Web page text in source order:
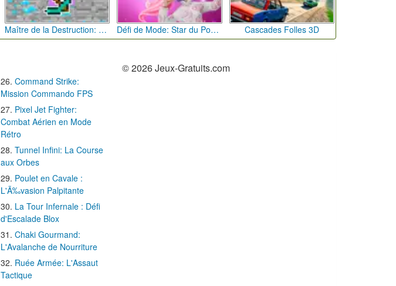
Maître de la Destruction: Fusion de Pioches Défi de Mode: Star du Podium Cascades Folles 3D
Command Strike:
Mission Commando FPS
Pixel Jet Fighter:
Combat Aérien en Mode
Rétro
Tunnel Infini: La Course
aux Orbes
Poulet en Cavale :
L'Ã‰vasion Palpitante
La Tour Infernale : Défi
d'Escalade Blox
Chaki Gourmand:
L'Avalanche de Nourriture
Ruée Armée: L'Assaut
Tactique
© 2026 Jeux-Gratuits.com